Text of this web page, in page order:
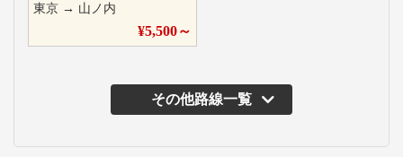
東京 → 山ノ内
¥5,500～
その他路線一覧